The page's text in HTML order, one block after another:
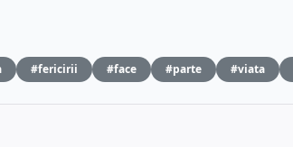
#fericirii #face #parte #viata